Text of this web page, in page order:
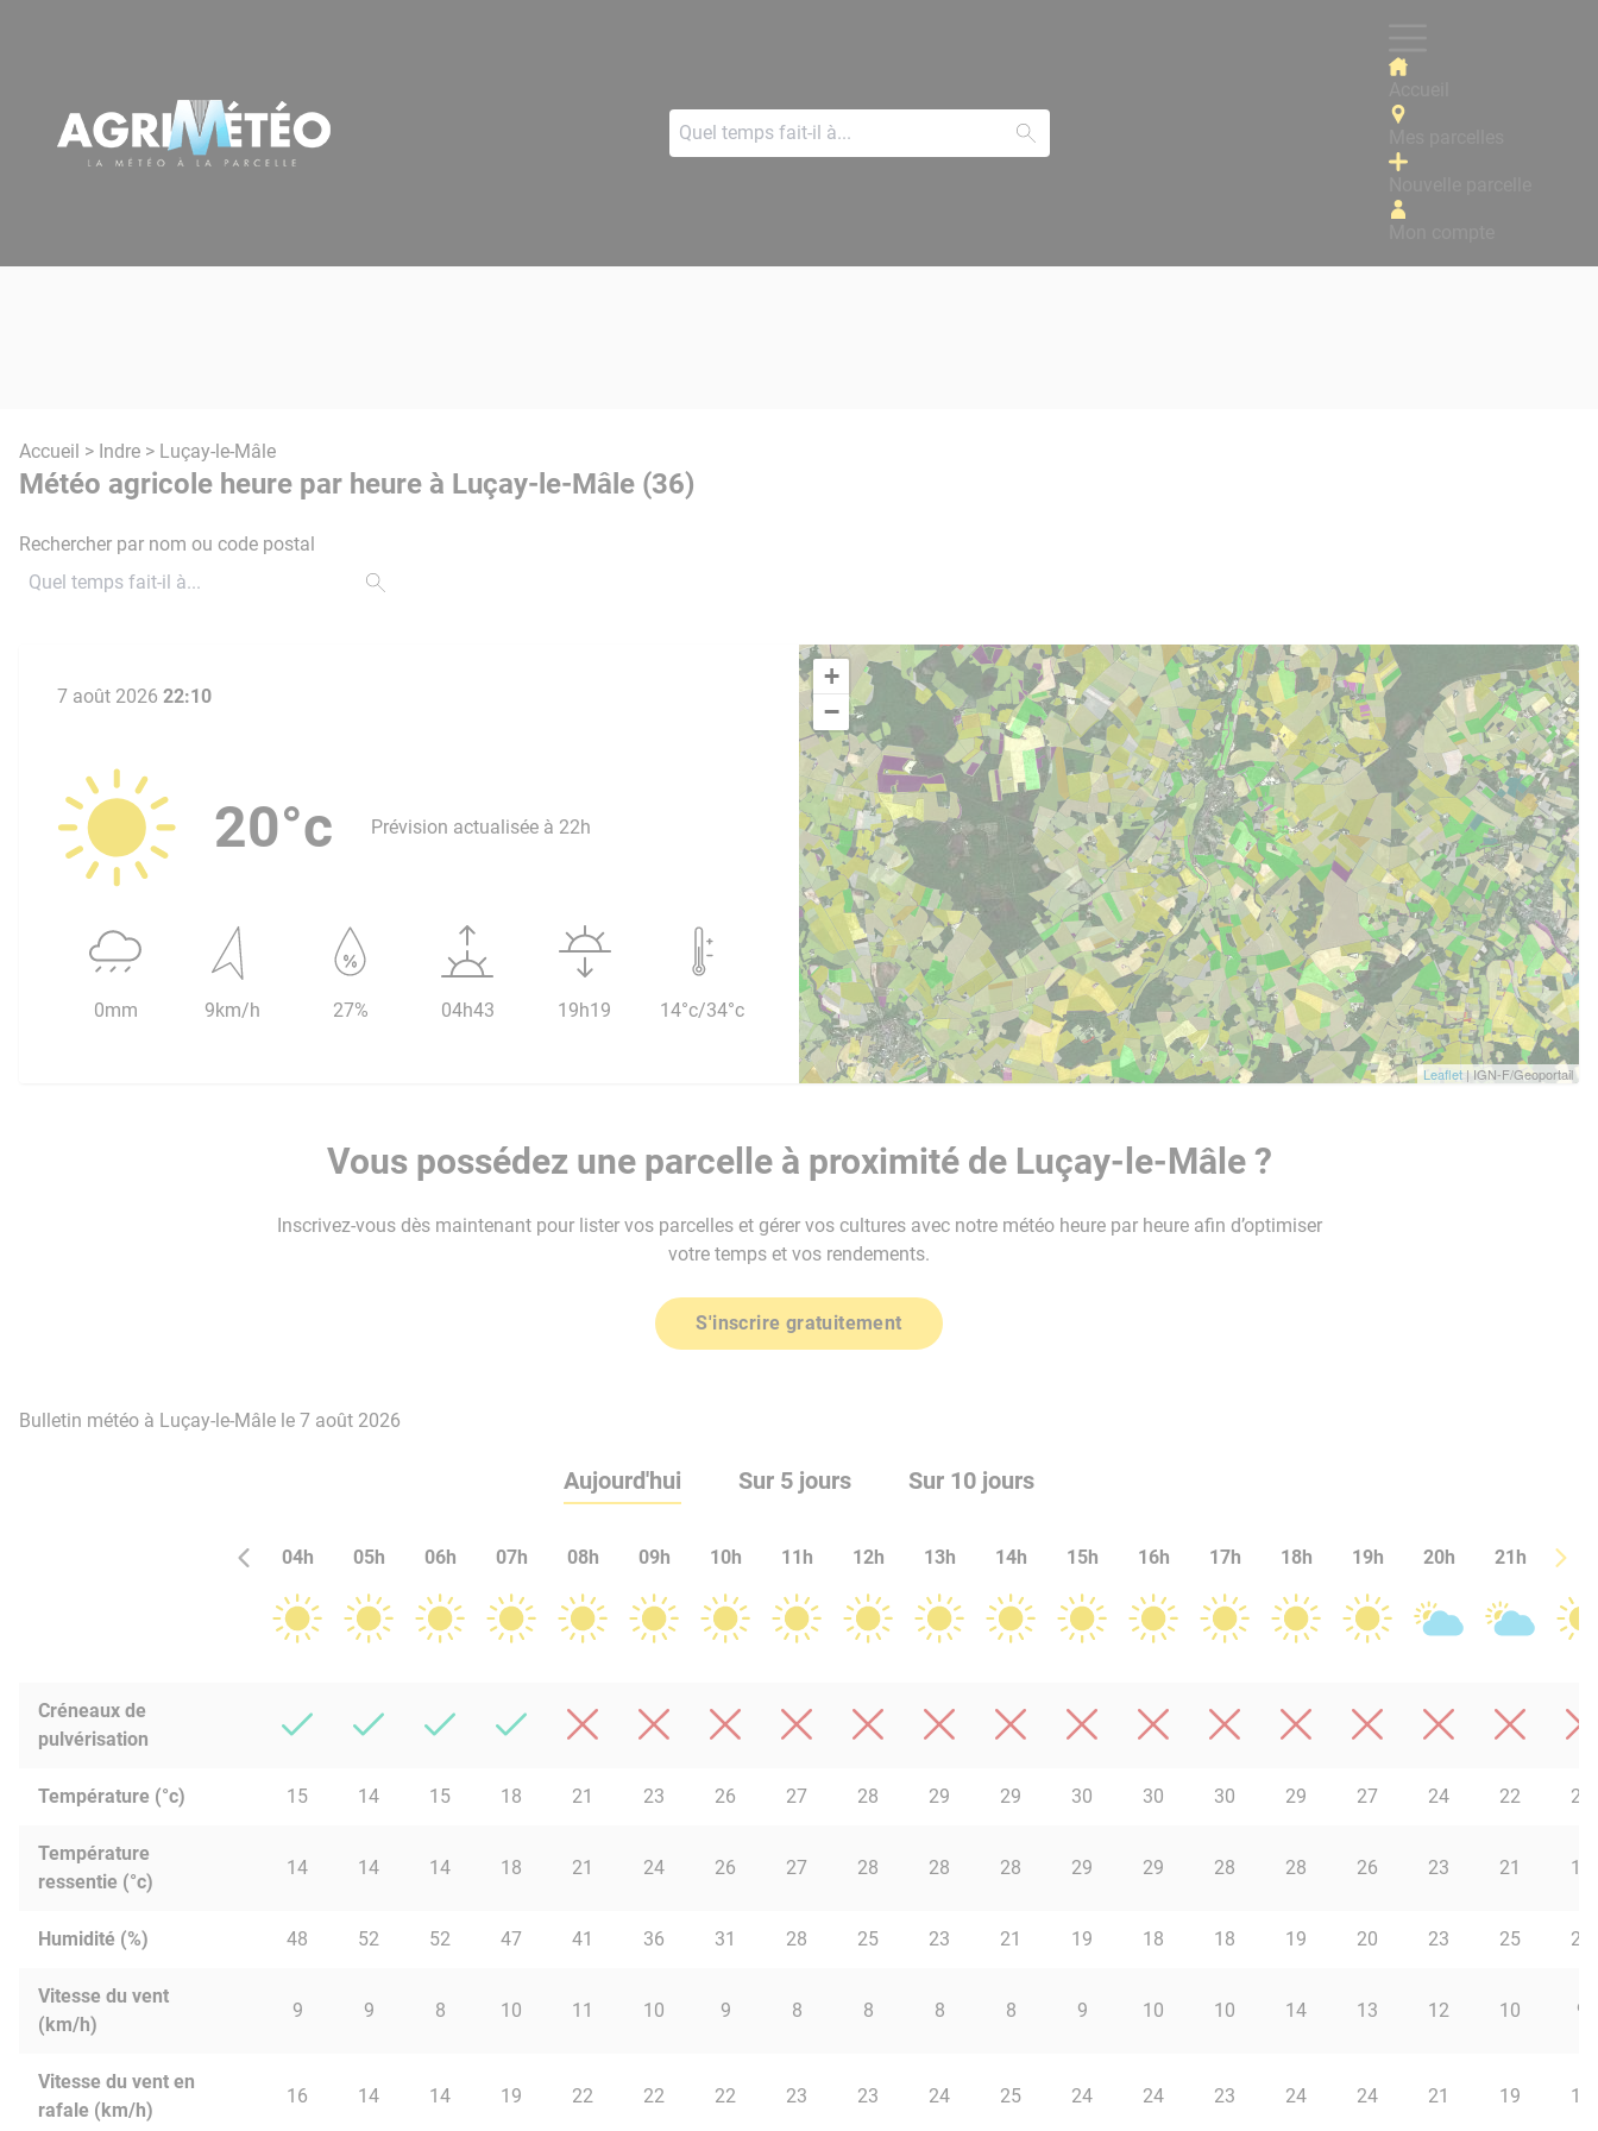
Accueil > Indre > Luçay-le-Mâle
Météo agricole heure par heure à Luçay-le-Mâle (36)
Rechercher par nom ou code postal
+
−
Leaflet | IGN-F/Geoportail
7 août 2026 22:10
20°c Prévision actualisée à 22h
0mm 9km/h 27% 04h43 19h19 14°c/34°c
Vous possédez une parcelle à proximité de Luçay-le-Mâle ?
Inscrivez-vous dès maintenant pour lister vos parcelles et gérer vos cultures avec notre météo heure par heure afin d’optimiser
votre temps et vos rendements.
S'inscrire gratuitement
Bulletin météo à Luçay-le-Mâle le 7 août 2026
Aujourd'hui Sur 5 jours Sur 10 jours
04h 05h 06h 07h 08h 09h 10h 11h 12h 13h 14h 15h 16h 17h 18h 19h 20h 21h 22h
Créneaux de
pulvérisation
Température (°c) 15 14 15 18 21 23 26 27 28 29 29 30 30 30 29 27 24 22 20
Température
ressentie (°c)
14 14 14 18 21 24 26 27 28 28 28 29 29 28 28 26 23 21 19
Humidité (%) 48 52 52 47 41 36 31 28 25 23 21 19 18 18 19 20 23 25 27
Vitesse du vent
(km/h)
9 9 8 10 11 10 9 8 8 8 8 9 10 10 14 13 12 10 9
Vitesse du vent en
rafale (km/h)
16 14 14 19 22 22 22 23 23 24 25 24 24 23 24 24 21 19 15